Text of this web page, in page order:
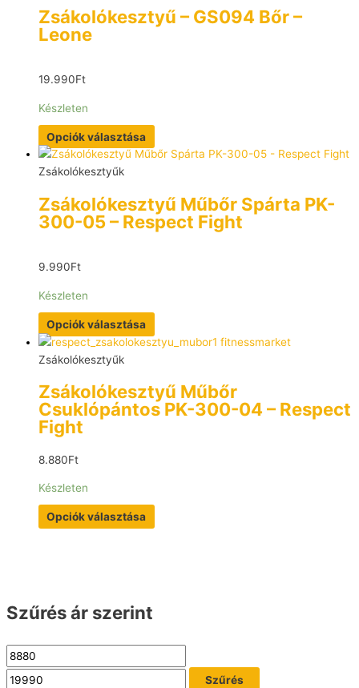
Szűrés ár szerint
Szűrés
Zsákolókesztyű – GS094 Bőr –
Leone
19.990Ft
Készleten
Opciók választása
Zsákolókesztyűk
Zsákolókesztyű Műbőr Spárta PK-
300-05 – Respect Fight
9.990Ft
Készleten
Opciók választása
Zsákolókesztyűk
Zsákolókesztyű Műbőr
Csuklópántos PK-300-04 – Respect
Fight
8.880Ft
Készleten
Opciók választása